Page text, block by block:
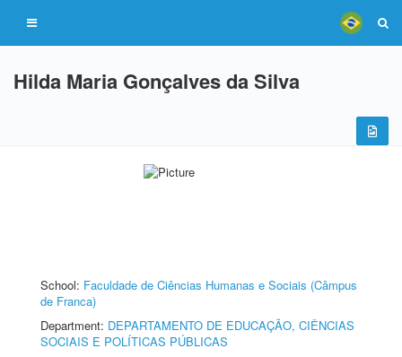
Hilda Maria Gonçalves da Silva
School: Faculdade de Ciências Humanas e Sociais (Câmpus
de Franca)
Department: DEPARTAMENTO DE EDUCAÇÃO, CIÊNCIAS
SOCIAIS E POLÍTICAS PÚBLICAS